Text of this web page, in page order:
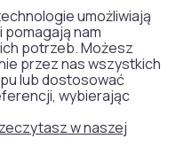
umożliwiają
pomagają nam
potrzeb. Możesz
przez nas wszystkich
lub dostosować
wybierając
w naszej